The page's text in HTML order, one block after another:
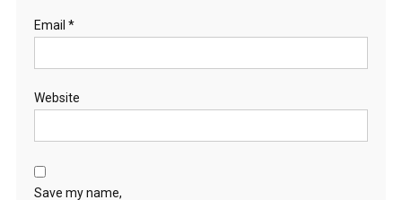
Email *
Website
Save my name,